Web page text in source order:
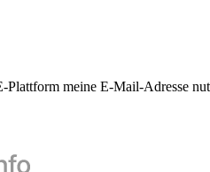
meine E-Mail-Adresse